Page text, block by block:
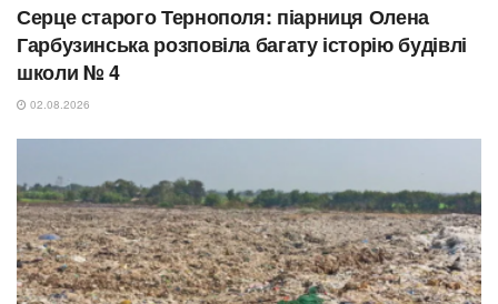
Серце старого Тернополя: піарниця Олена
Гарбузинська розповіла багату історію будівлі
школи № 4
02.08.2026